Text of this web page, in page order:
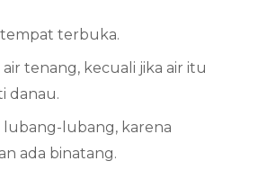
terbuka.
air tenang, kecuali jika air itu
danau.
lubang-lubang, karena
ada binatang.